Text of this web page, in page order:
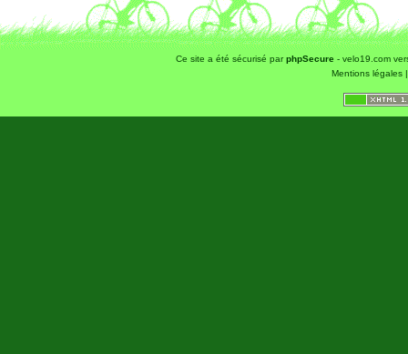
Ce site a été sécurisé parphpSecure - velo19.com
Mentions légales